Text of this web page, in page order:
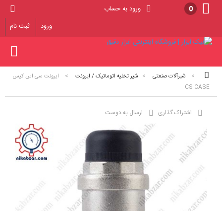
0
ورود به حساب
ورود
ثبت نام
> شیرآلات صنعتی > شیر تخلیه اتوماتیک / ایرونت >
ایرونت سی اس کیس
CS CASE
اشتراک گذاری ارسال به دوست